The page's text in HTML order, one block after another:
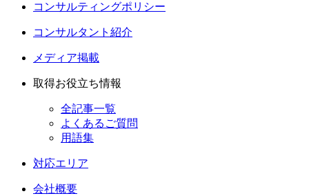
コンサルティングポリシー
コンサルタント紹介
メディア掲載
取得お役立ち情報
全記事一覧
よくあるご質問
用語集
対応エリア
会社概要